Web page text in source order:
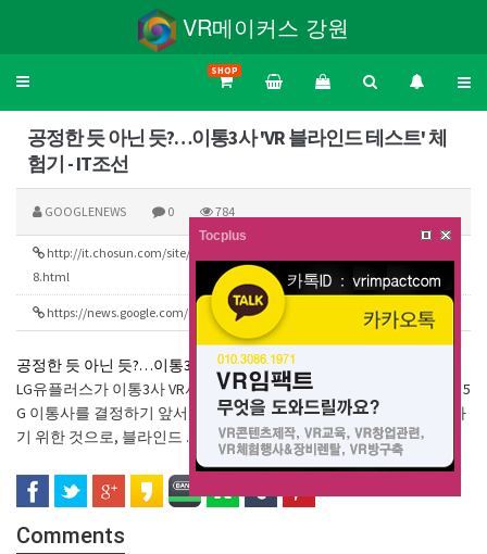
VR메이커스 강원
Toggle
SHOP
공정한 듯 아닌 듯?…이통3사 'VR 블라인드 테스트' 체
험기 - IT조선
GOOGLENEWS 0 784
http://it.chosun.com/site/data/html_dir/2019/06/13/201906130269
8.html
302
https://news.google.com/rss/search?q=vr&hl=ko&gl=KR&ceid=KR:ko
공정한 듯 아닌 듯?…이통3사 'VR 블라인드 테스트' 체험기
LG유플러스가 이통3사 VR서비스 비교체험 행사를 마련했다. 고객이 5
G 이통사를 결정하기 앞서 객관적으로 비교할 수 있는 환경을 제공하
기 위한 것으로, 블라인드 ...
Comments
Tocplus